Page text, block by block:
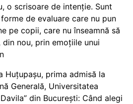
o scrisoare de intenție. Sunt
de evaluare care nu pun
pe copii, care nu înseamnă să
din nou, prin emoțiile unui
Huțupașu, prima admisă la
Generală, Universitatea
din București: Când alegi